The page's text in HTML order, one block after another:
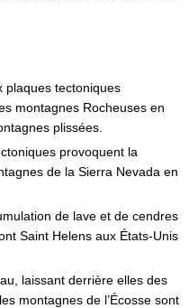
plaques tectoniques
montagnes Rocheuses en
plissées.
provoquent la
de la Sierra Nevada en
de lave et de cendres
Saint Helens aux États-Unis
laissant derrière elles des
montagnes de l’Écosse sont